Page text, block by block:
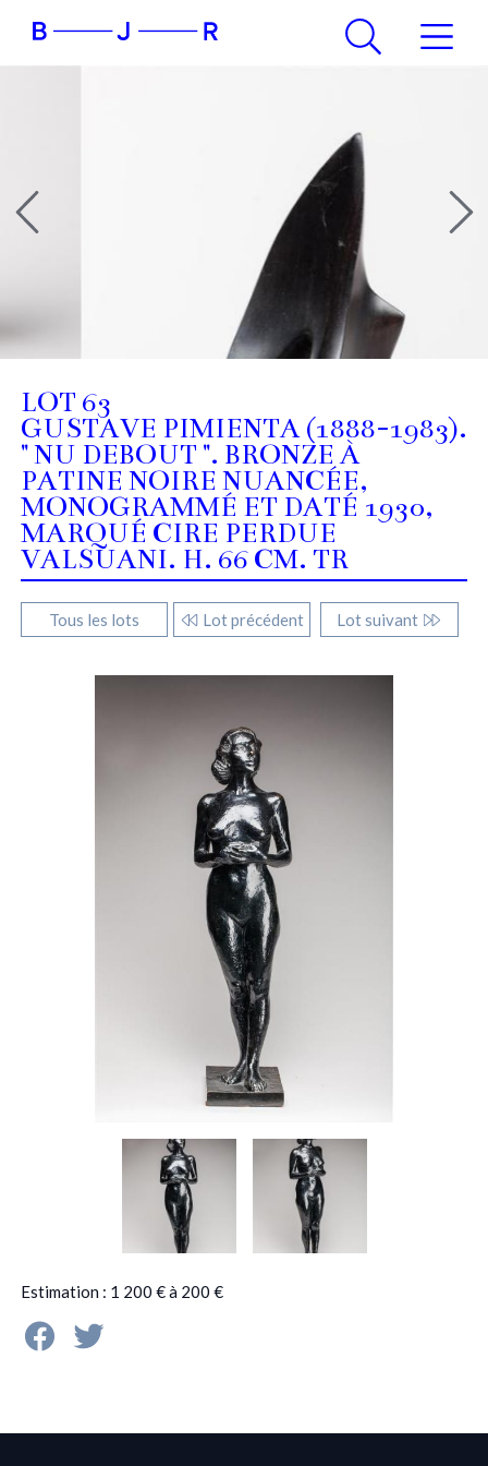
LOT 63
GUSTAVE PIMIENTA (1888-1983).
" NU DEBOUT ". BRONZE À
PATINE NOIRE NUANCÉE,
MONOGRAMMÉ ET DATÉ 1930,
MARQUÉ CIRE PERDUE
VALSUANI. H. 66 CM. TR
Tous les lots Lot précédent Lot suivant
Estimation : 1 200 € à 200 €